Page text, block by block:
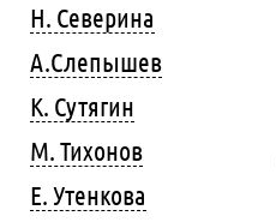
Н. Северина
А.Слепышев
К. Сутягин
М. Тихонов
Е. Утенкова